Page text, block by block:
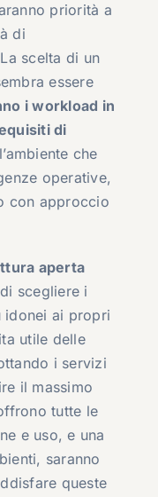
priorità a
di
scelta di un
essere
i workload in
di
che
operative,
con approccio
aperta
scegliere i
idonei ai propri
utile delle
i servizi
il massimo
tutte le
e uso, e una
saranno
queste